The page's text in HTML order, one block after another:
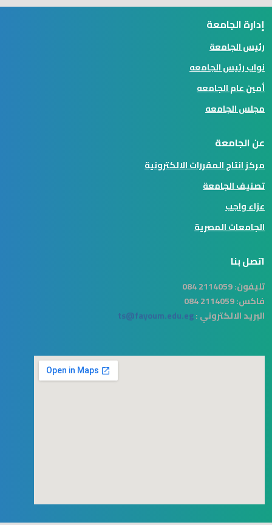
إدارة الجامعة
رئيس الجامعة
نواب رئيس الجامعه
أمين عام الجامعه
مجلس الجامعه
عن الجامعة
مركز انتاج المقررات الالكترونية
تصنيف الجامعة
عزاء واجب
الجامعات المصرية
اتصل بنا
تليفون:
فاكس:
البريد الالكتروني :ts@fayoum.edu.eg